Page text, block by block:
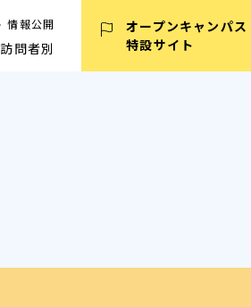
情報公開
訪問者別
オープンキャンパス
特設サイト